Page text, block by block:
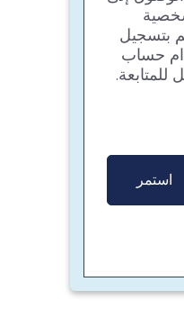
بتسجيل
حساب
للمتابعة.
استمر